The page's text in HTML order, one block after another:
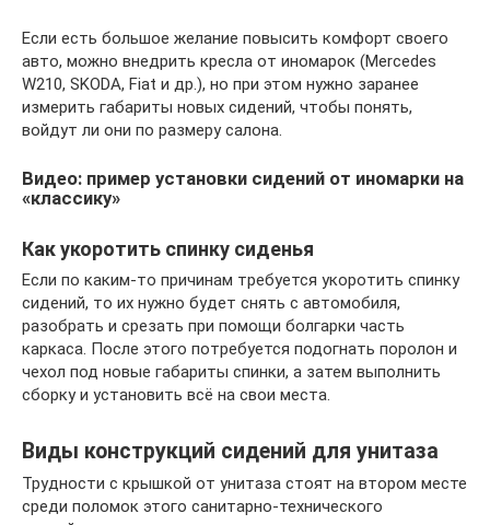
Если есть большое желание повысить комфорт своего
авто, можно внедрить кресла от иномарок (Mercedes
W210, SKODA, Fiat и др.), но при этом нужно заранее
измерить габариты новых сидений, чтобы понять,
войдут ли они по размеру салона.
Видео: пример установки сидений от иномарки на
«классику»
Как укоротить спинку сиденья
Если по каким-то причинам требуется укоротить спинку
сидений, то их нужно будет снять с автомобиля,
разобрать и срезать при помощи болгарки часть
каркаса. После этого потребуется подогнать поролон и
чехол под новые габариты спинки, а затем выполнить
сборку и установить всё на свои места.
Виды конструкций сидений для унитаза
Трудности с крышкой от унитаза стоят на втором месте
среди поломок этого санитарно-технического